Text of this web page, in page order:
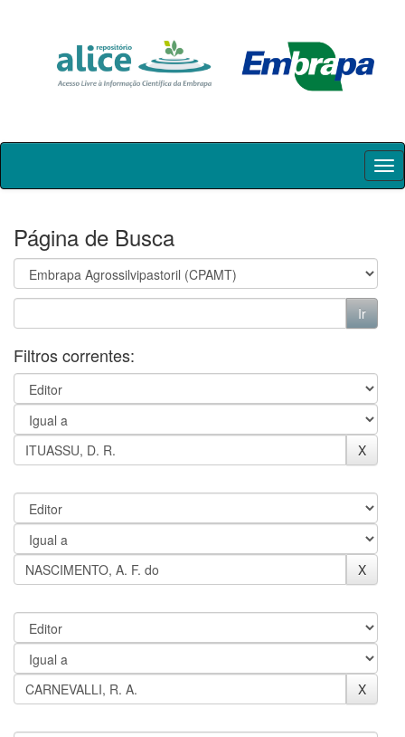
Skip
Página de Busca
Filtros correntes: